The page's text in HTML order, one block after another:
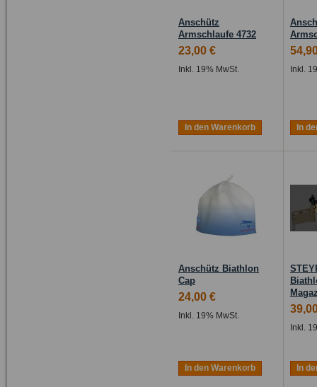
Anschütz
Armschlaufe 4732
23,00 €
Inkl. 19% MwSt.
In den Warenkorb
Inkl.
In
Anschütz Biathlon
Cap
24,00 €
Inkl. 19% MwSt.
In den Warenkorb
Inkl.
In